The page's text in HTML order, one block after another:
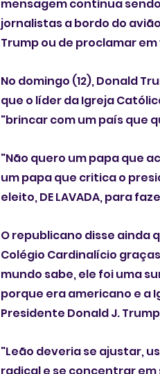
mensagem continua
jornalistas a bordo do
Trump ou de proclamar
No domingo (12), Donald
que o líder da Igreja
"brincar com um país que
"Não quero um papa que
um papa que critica o
eleito, DE LAVADA, para
O republicano disse ainda
Colégio Cardinalício
mundo sabe, ele foi uma
porque era americano e a
Presidente Donald J.
"Leão deveria se ajustar,
radical e se concentrar